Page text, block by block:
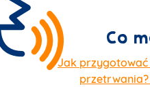
Co
Jak przygotować
przetrwania?